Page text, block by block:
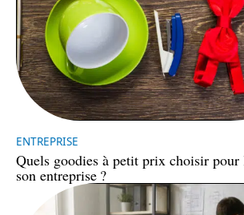
ENTREPRISE
Quels goodies à petit prix choisir pour
son entreprise ?